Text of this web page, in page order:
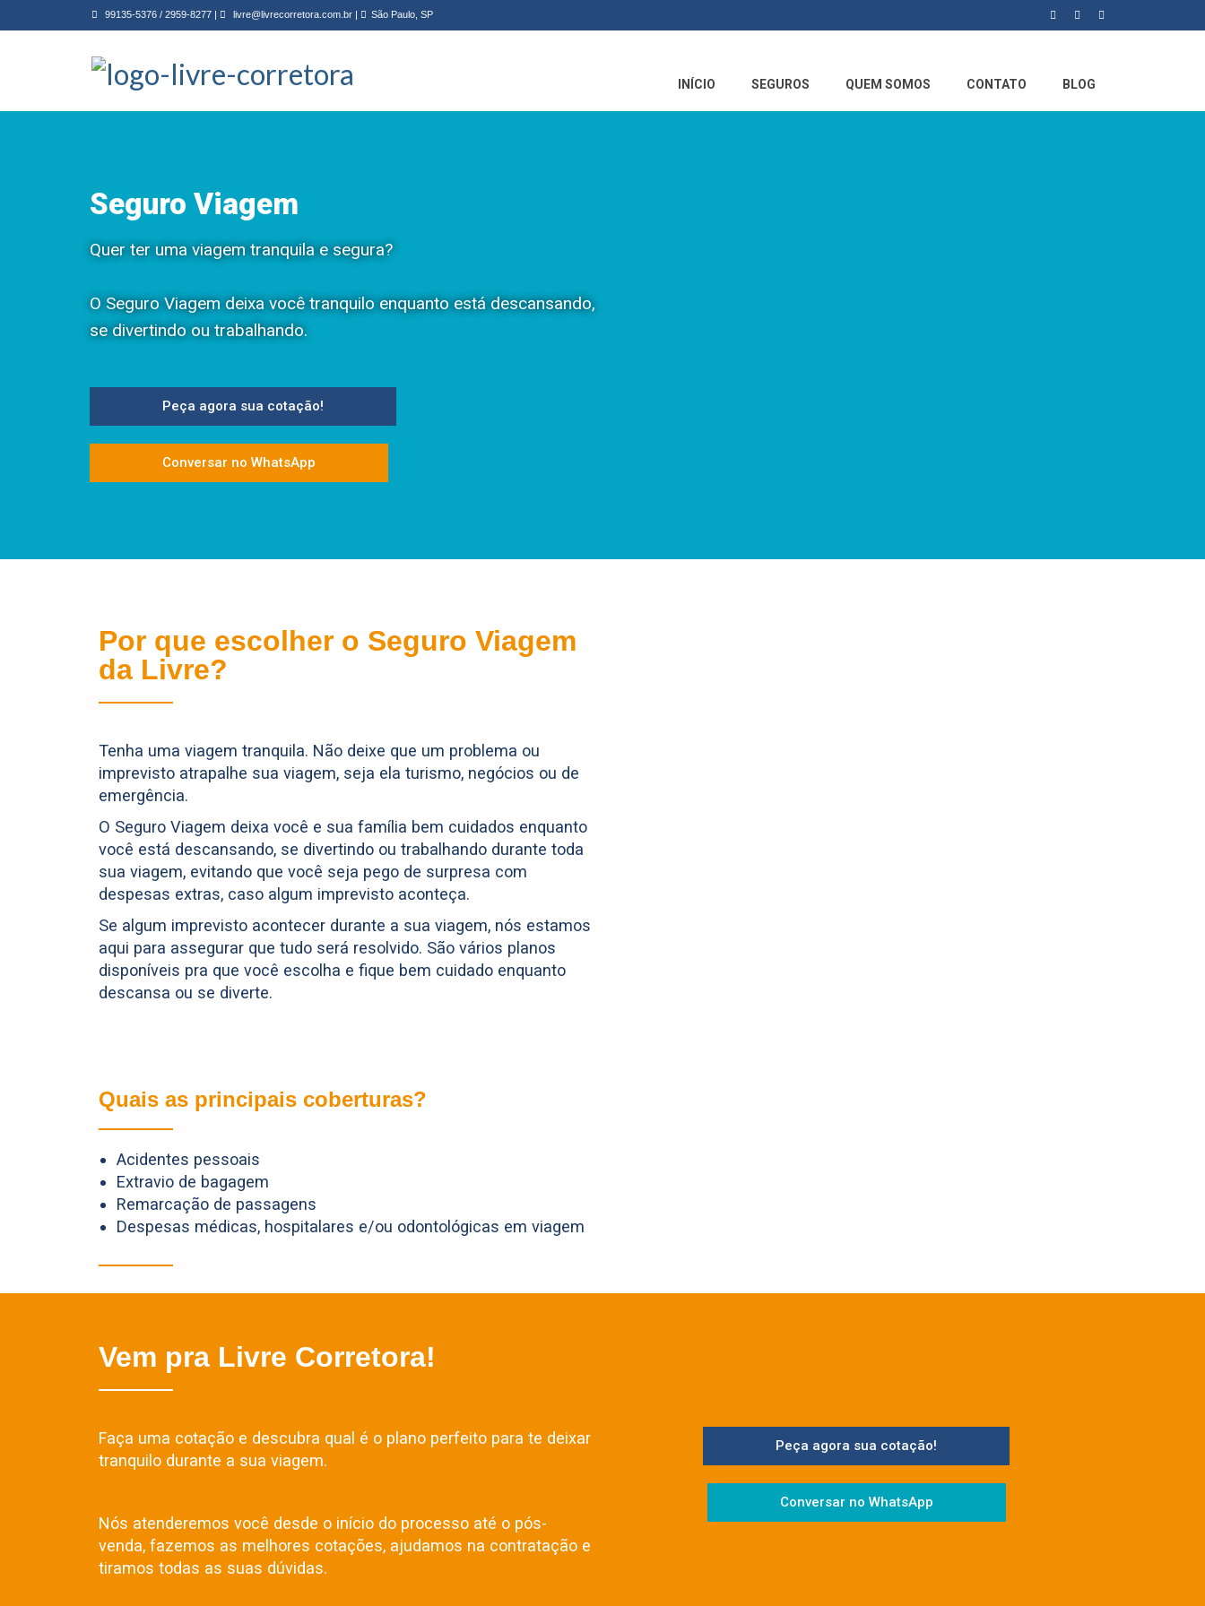
99135-5376 / 2959-8277 | livre@livrecorretora.com.br | São Paulo, SP
INÍCIO SEGUROS QUEM SOMOS CONTATO BLOG
Seguro Viagem
Quer ter uma viagem tranquila e segura?
O Seguro Viagem deixa você tranquilo enquanto está descansando,
se divertindo ou trabalhando.
Peça agora sua cotação!
Conversar no WhatsApp
Por que escolher o Seguro Viagem
da Livre?
Tenha uma viagem tranquila. Não deixe que um problema ou
imprevisto atrapalhe sua viagem, seja ela turismo, negócios ou de
emergência.
O Seguro Viagem deixa você e sua família bem cuidados enquanto
você está descansando, se divertindo ou trabalhando durante toda
sua viagem, evitando que você seja pego de surpresa com
despesas extras, caso algum imprevisto aconteça.
Se algum imprevisto acontecer durante a sua viagem, nós estamos
aqui para assegurar que tudo será resolvido. São vários planos
disponíveis pra que você escolha e fique bem cuidado enquanto
descansa ou se diverte.
Quais as principais coberturas?
Acidentes pessoais
Extravio de bagagem
Remarcação de passagens
Despesas médicas, hospitalares e/ou odontológicas em viagem
Vem pra Livre Corretora!
Faça uma cotação e descubra qual é o plano perfeito para te deixar
tranquilo durante a sua viagem.
Nós atenderemos você desde o início do processo até o pós-
venda, fazemos as melhores cotações, ajudamos na contratação e
tiramos todas as suas dúvidas.
Peça agora sua cotação!
Conversar no WhatsApp